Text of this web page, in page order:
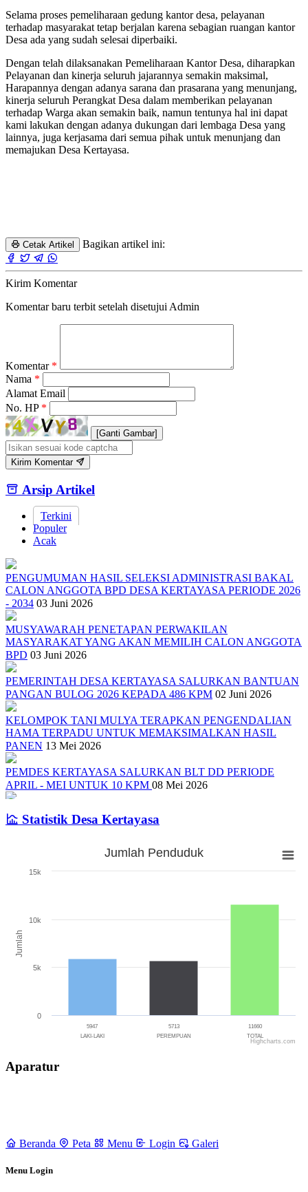
Selama proses pemeliharaan gedung kantor desa, pelayanan
terhadap masyarakat tetap berjalan karena sebagian ruangan kantor
Desa ada yang sudah selesai diperbaiki.
Dengan telah dilaksanakan Pemeliharaan Kantor Desa, diharapkan
Pelayanan dan kinerja seluruh jajarannya semakin maksimal,
Harapannya dengan adanya sarana dan prasarana yang menunjang,
kinerja seluruh Perangkat Desa dalam memberikan pelayanan
terhadap Warga akan semakin baik, namun tentunya hal ini dapat
kami lakukan dengan adanya dukungan dari lembaga Desa yang
lainnya, juga kerjasama dari semua pihak untuk menunjang dan
memajukan Desa Kertayasa.
Cetak Artikel Bagikan artikel ini:
Kirim Komentar
Komentar baru terbit setelah disetujui Admin
Komentar *
Nama *
Alamat Email
No. HP *
[Ganti Gambar]
Kirim Komentar
Arsip Artikel
Terkini
Populer
Acak
PENGUMUMAN HASIL SELEKSI ADMINISTRASI BAKAL
CALON ANGGOTA BPD DESA KERTAYASA PERIODE 2026
- 2034 03 Juni 2026
MUSYAWARAH PENETAPAN PERWAKILAN
MASYARAKAT YANG AKAN MEMILIH CALON ANGGOTA
BPD 03 Juni 2026
PEMERINTAH DESA KERTAYASA SALURKAN BANTUAN
PANGAN BULOG 2026 KEPADA 486 KPM 02 Juni 2026
KELOMPOK TANI MULYA TERAPKAN PENGENDALIAN
HAMA TERPADU UNTUK MEMAKSIMALKAN HASIL
PANEN 13 Mei 2026
PEMDES KERTAYASA SALURKAN BLT DD PERIODE
APRIL - MEI UNTUK 10 KPM 08 Mei 2026
SOSIALISASI TENTANG PEMILIHAN ANGGOTA BPD DAN
PEMBENTUKAN PANITIA PENGISIAN ANGGOTA BPD
PEMERINTAH DESA KERTAYASA SALURKAN BLT DD
PERIODE JANUARI - MARET 2026
Pelantikan dan Pengukuhan Pengurus RT/RW Desa Kertayas Tahun
09 Juli 2020
Statistik Desa Kertayasa
Jumlah
Jumlah Penduduk
5947
LAKI-LAKI
5713
PEREMPUAN
11660
TOTAL
0
5k
10k
15k
Highcharts.com
Aparatur
Beranda Peta Menu Login Galeri
Menu Login